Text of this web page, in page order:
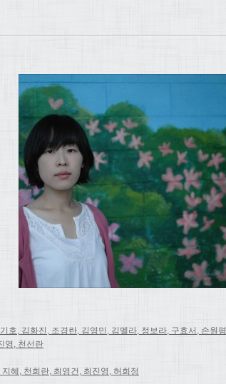
호, 김화진, 조경란, 김영민, 김멜라, 정보라, 구효서, 손원평,
영, 천선란
혜, 천희란, 최영건, 최진영, 허희정